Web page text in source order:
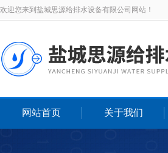
欢迎您来到盐城思源给排水设备有限公司网站！
网站首页 关于我们